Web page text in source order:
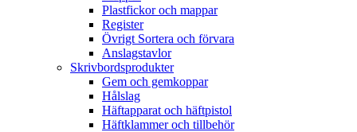
Plastfickor och mappar
Register
Övrigt Sortera och förvara
Anslagstavlor
Skrivbordsprodukter
Gem och gemkoppar
Hålslag
Häftapparat och häftpistol
Häftklammer och tillbehör